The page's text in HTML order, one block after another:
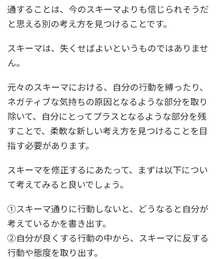
通することは、今のスキーマよりも信じられそうだ
と思える別の考え方を見つけることです。
スキーマは、失くせばよいというものではありませ
ん。
元々のスキーマにおける、自分の行動を縛ったり、
ネガティブな気持ちの原因となるような部分を取り
除いて、自分にとってプラスとなるような部分を残
すことで、柔軟な新しい考え方を見つけることを目
指す必要があります。
スキーマを修正するにあたって、まずは以下につい
て考えてみると良いでしょう。
①スキーマ通りに行動しないと、どうなると自分が
考えているかを書き出す。
②自分が良くする行動の中から、スキーマに反する
行動や態度を取り出す。